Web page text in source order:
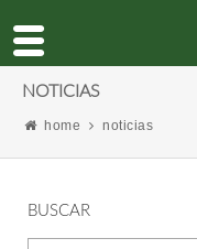
NOTICIAS
home noticias
BUSCAR